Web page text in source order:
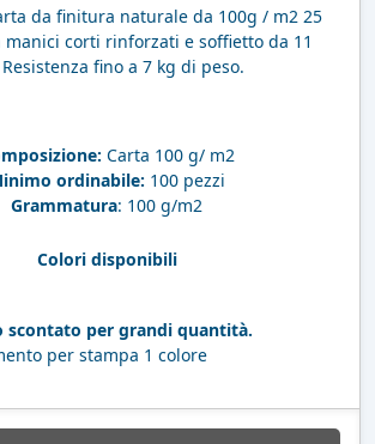
da finitura naturale da 100g / m2 25
manici corti rinforzati e soffietto da 11
fino a 7 kg di peso.
Carta 100 g/ m2
ordinabile: 100 pezzi
Grammatura: 100 g/m2
Colori disponibili
scontato per grandi quantità.
per stampa 1 colore